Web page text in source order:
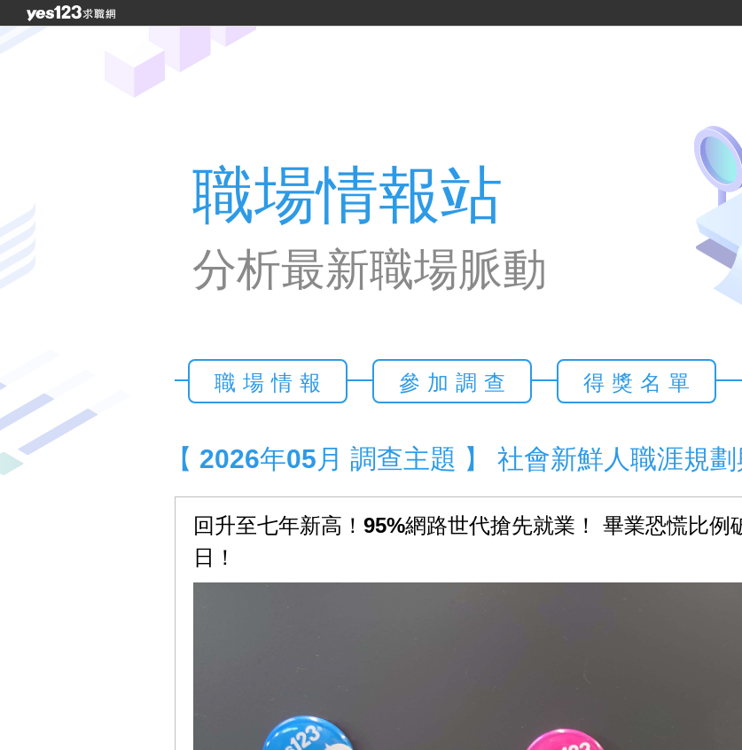
職場情報站
分析最新職場脈動
職場情報 參加調查 得獎名單
【 2026年05月 調查主題 】 社會新鮮人職涯規
回升至七年新高！95%網路世代搶先就業！ 畢業恐慌比例
日！